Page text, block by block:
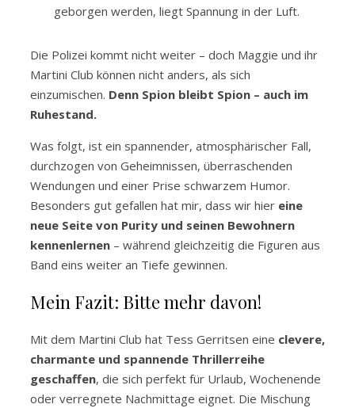
geborgen werden, liegt Spannung in der Luft.
Die Polizei kommt nicht weiter – doch Maggie und ihr
Martini Club können nicht anders, als sich
einzumischen. Denn Spion bleibt Spion – auch im
Ruhestand.
Was folgt, ist ein spannender, atmosphärischer Fall,
durchzogen von Geheimnissen, überraschenden
Wendungen und einer Prise schwarzem Humor.
Besonders gut gefallen hat mir, dass wir hier eine
neue Seite von Purity und seinen Bewohnern
kennenlernen – während gleichzeitig die Figuren aus
Band eins weiter an Tiefe gewinnen.
Mein Fazit: Bitte mehr davon!
Mit dem Martini Club hat Tess Gerritsen eine clevere,
charmante und spannende Thrillerreihe
geschaffen, die sich perfekt für Urlaub, Wochenende
oder verregnete Nachmittage eignet. Die Mischung